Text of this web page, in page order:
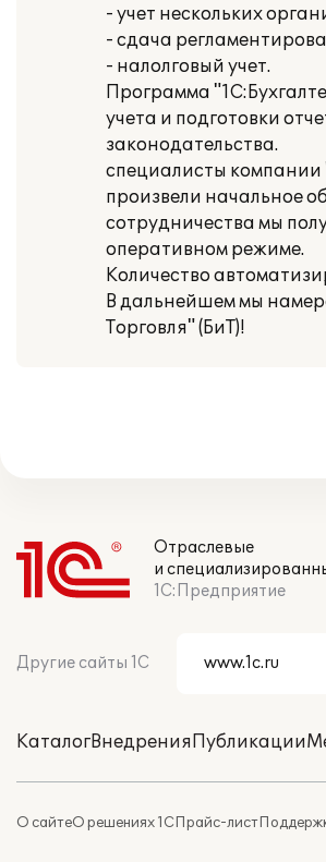
- учет нескольких
- сдача
- налолговый учет.
Программа
учета и подготовки
законодательства.
специалисты компании
произвели начальное
сотрудничества мы
оперативном режиме.
Количество
В дальнейшем мы
Торговля" (БиТ)!
Отраслевые
и
1С:Предприятие
Другие сайты 1С
КаталогВнедренияПубликации
О сайтеО решениях 1СПрайс-лист